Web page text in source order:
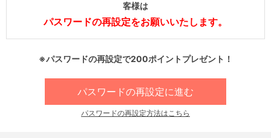
客様は
パスワードの再設定をお願いいたします。
※パスワードの再設定で200ポイントプレゼント！
パスワードの再設定に進む
パスワードの再設定方法はこちら